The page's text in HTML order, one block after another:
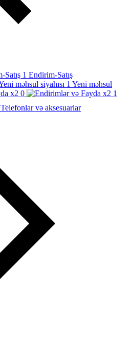
Endirim-Satış
Yeni məhsul
Telefonlar və aksesuarlar